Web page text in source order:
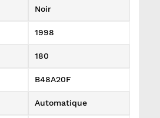
Noir
1998
180
B48A20F
Automatique